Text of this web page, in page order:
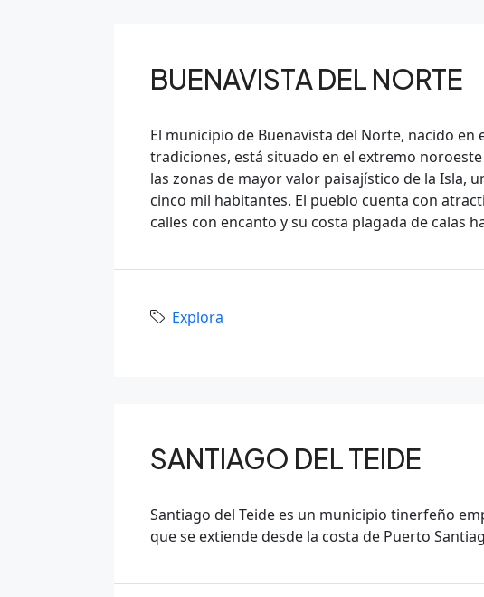
BUENAVISTA DEL NORTE
El municipio de Buenavista del Norte, nacido en
tradiciones, está situado en el extremo
las zonas de mayor valor paisajístico de la Isla,
cinco mil habitantes. El pueblo cuenta con
calles con encanto y su costa plagada de calas
Explora
SANTIAGO DEL TEIDE
Santiago del Teide es un municipio tinerfeño
que se extiende desde la costa de Puerto